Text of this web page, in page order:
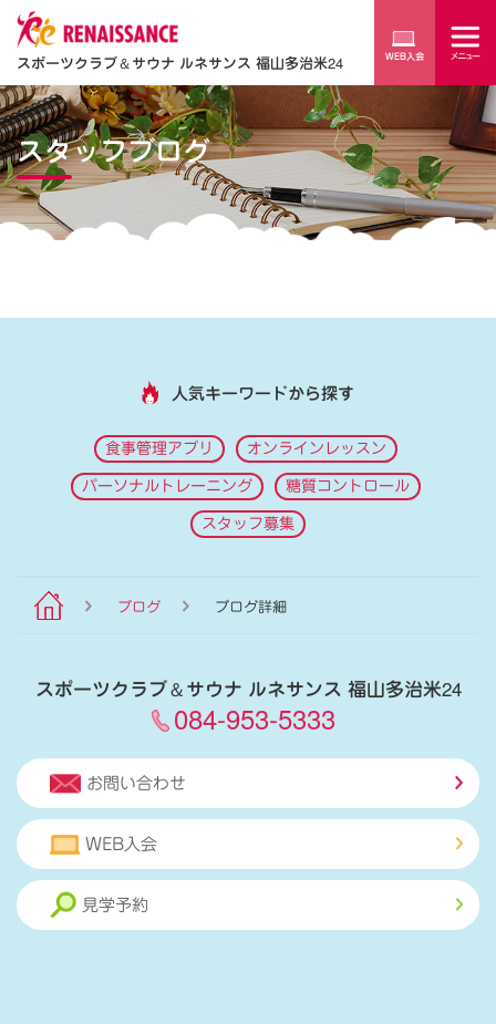
スポーツクラブ＆サウナ ルネサンス 福山多治米24
スタッフブログ
人気キーワードから探す
食事管理アプリ オンラインレッスン
パーソナルトレーニング 糖質コントロール
スタッフ募集
ブログ ブログ詳細
スポーツクラブ＆サウナ ルネサンス 福山多治米24
084-953-5333
お問い合わせ
WEB入会
見学予約